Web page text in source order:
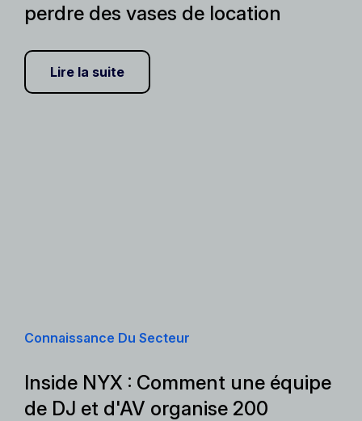
perdre des vases de location
Lire la suite
Connaissance Du Secteur
Inside NYX : Comment une équipe
de DJ et d'AV organise 200